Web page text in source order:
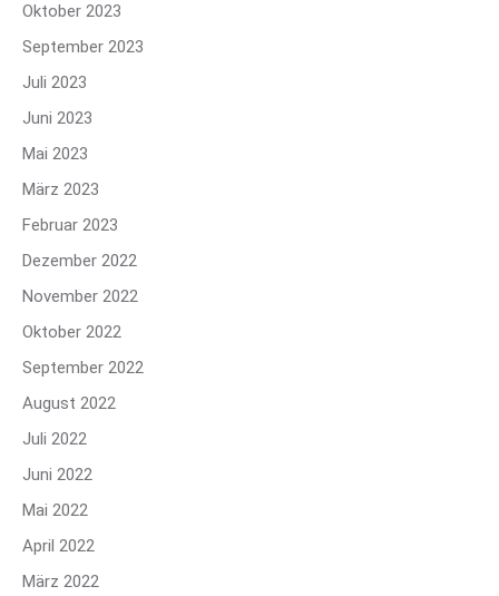
Oktober 2023
September 2023
Juli 2023
Juni 2023
Mai 2023
März 2023
Februar 2023
Dezember 2022
November 2022
Oktober 2022
September 2022
August 2022
Juli 2022
Juni 2022
Mai 2022
April 2022
März 2022